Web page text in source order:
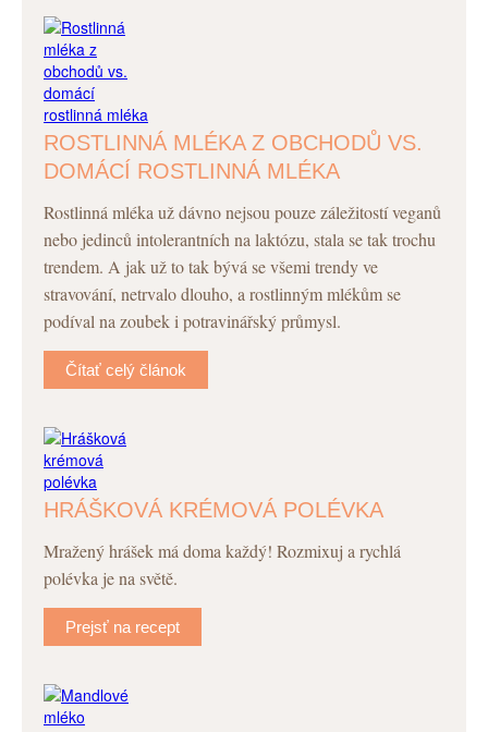
ROSTLINNÁ MLÉKA Z OBCHODŮ VS.
DOMÁCÍ ROSTLINNÁ MLÉKA
Rostlinná mléka už dávno nejsou pouze záležitostí veganů
nebo jedinců intolerantních na laktózu, stala se tak trochu
trendem. A jak už to tak bývá se všemi trendy ve
stravování, netrvalo dlouho, a rostlinným mlékům se
podíval na zoubek i potravinářský průmysl.
Čítať celý článok
HRÁŠKOVÁ KRÉMOVÁ POLÉVKA
Mražený hrášek má doma každý! Rozmixuj a rychlá
polévka je na světě.
Prejsť na recept